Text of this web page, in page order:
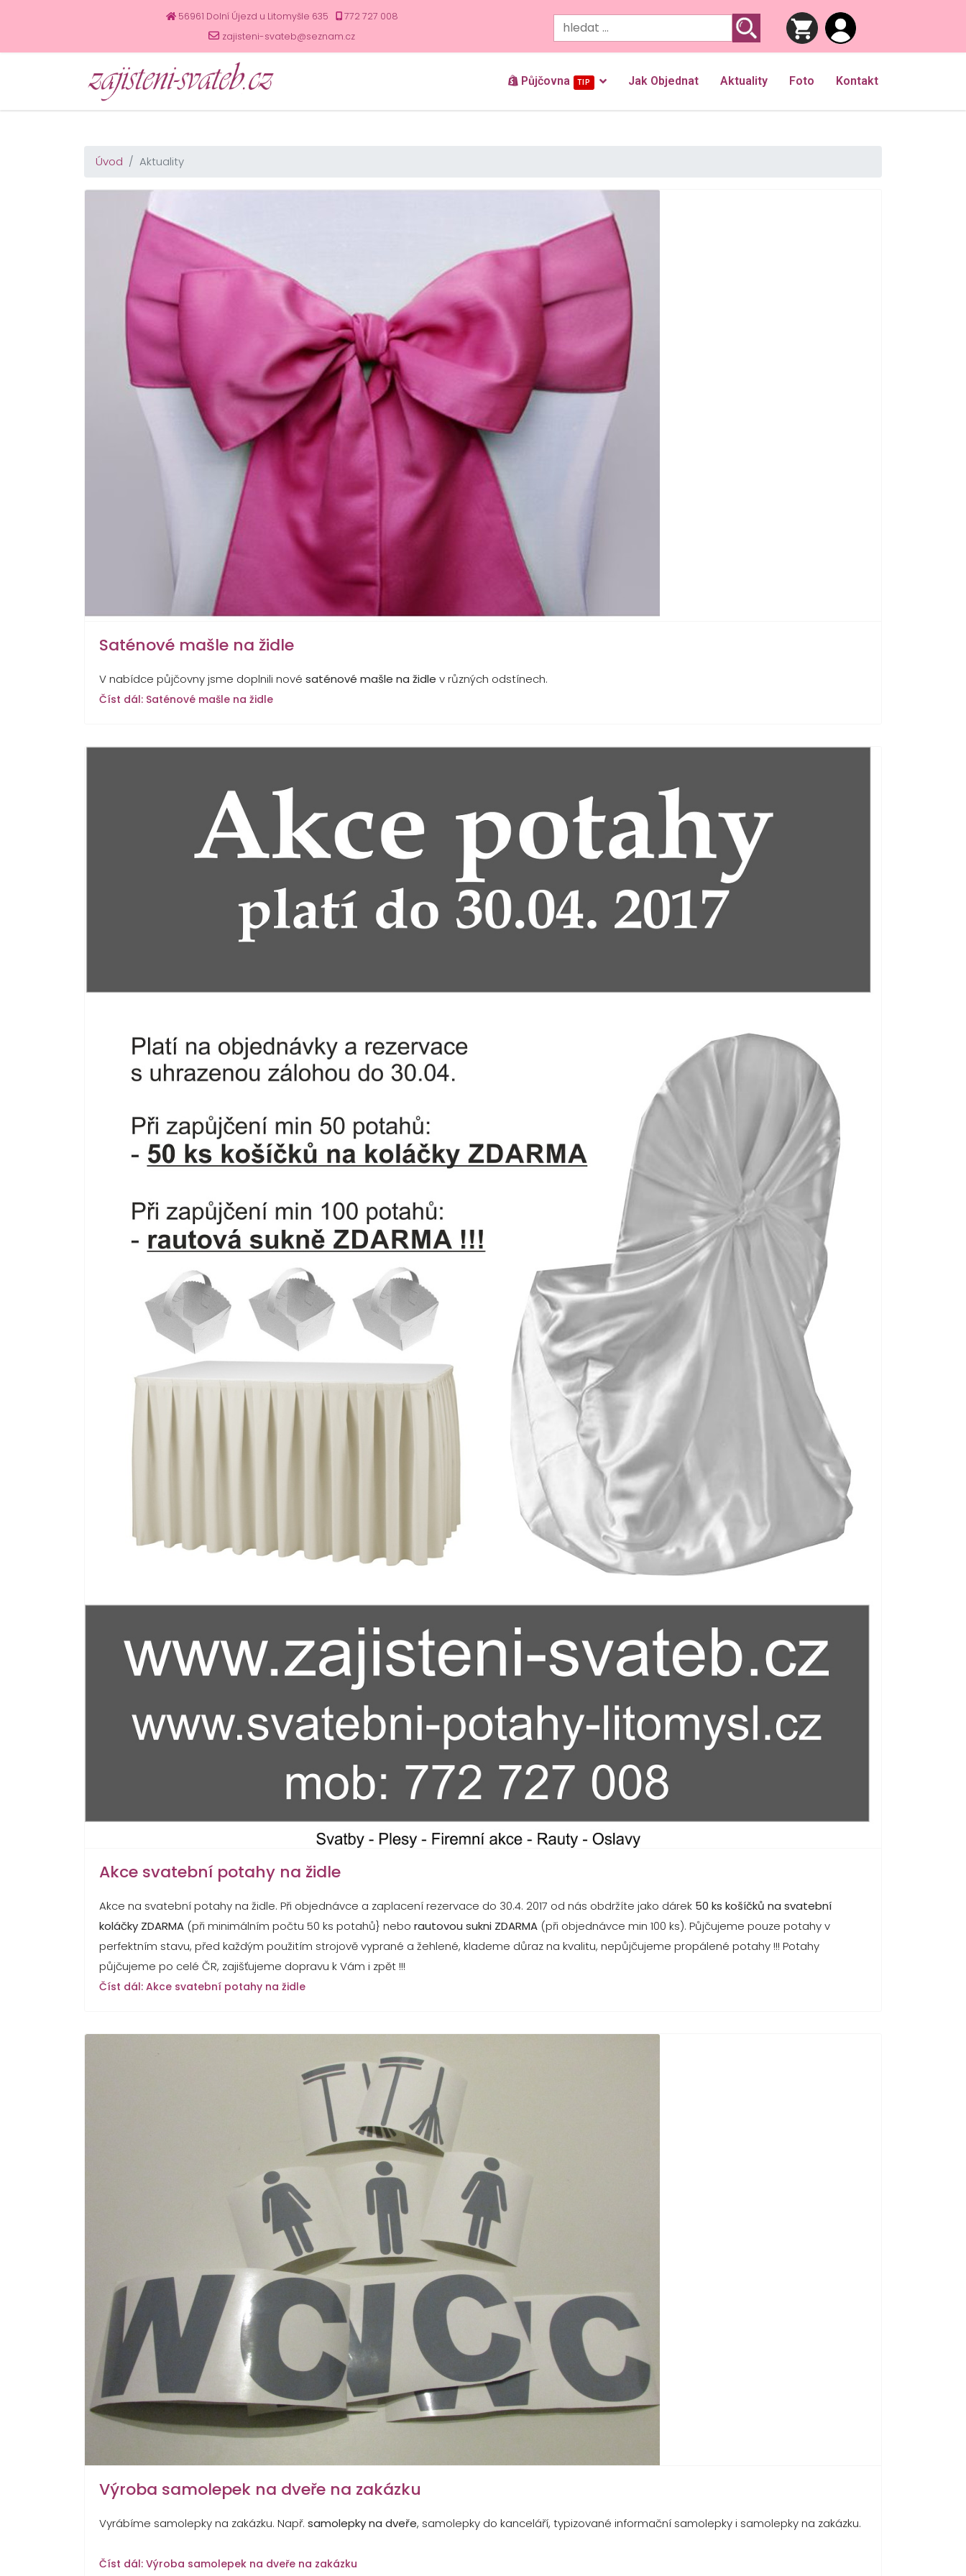
56961 Dolní Újezd u Litomyšle 635
772 727 008
zajisteni-svateb@seznam.cz
Půjčovna TIP Jak Objednat Aktuality Foto Kontakt
Úvod Aktuality
Saténové mašle na židle
V nabídce půjčovny jsme doplnili nové saténové mašle na židle v různých odstínech.
Číst dál: Saténové mašle na židle
Akce svatební potahy na židle
Akce na svatební potahy na židle. Při objednávce a zaplacení rezervace do 30.4. 2017 od nás obdržíte jako dárek 50 ks košíčků na svatební
koláčky ZDARMA (při minimálním počtu 50 ks potahů} nebo rautovou sukni ZDARMA (při objednávce min 100 ks). Půjčujeme pouze potahy v
perfektním stavu, před každým použitím strojově vyprané a žehlené, klademe důraz na kvalitu, nepůjčujeme propálené potahy !!! Potahy
půjčujeme po celé ČR, zajišťujeme dopravu k Vám i zpět !!!
Číst dál: Akce svatební potahy na židle
Výroba samolepek na dveře na zakázku
Vyrábíme samolepky na zakázku. Např. samolepky na dveře, samolepky do kanceláří, typizované informační samolepky i samolepky na zakázku.
Číst dál: Výroba samolepek na dveře na zakázku